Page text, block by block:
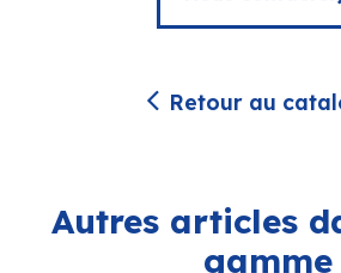
Retour au
Autres articles
gamme